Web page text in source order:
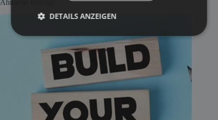
Ähnliche Beiträge
DETAILS ANZEIGEN